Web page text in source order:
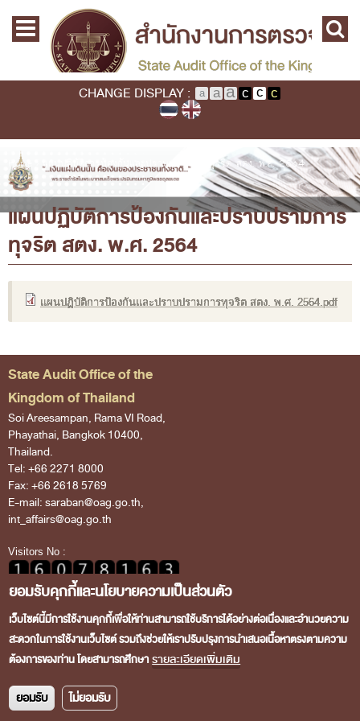
Skip to main content
Main menu
Home
Commission
State Audit Commission
State Audit Policy
Audit Standard
Promoting Fiscal & Financial Discipline
About SAO
History
Legal Framwork
Financial Disciplines Act
Auditor General
Executive
Deputy Auditor General
Inspector General
State Audit Advisor
Advisor to State Audit Office
Organization
Organization Chart
Headquaters
Staff (2020)
CHANGE DISPLAY :
You are here
Home แผนปฏิบัติการป้องกันและปราบปรามการทุจริต สตง. พ.ศ. 2564
แผนปฏิบัติการป้องกันและปราบปรามการ
ทุจริต สตง. พ.ศ. 2564
แผนปฏิบัติการป้องกันและปราบปรามการทุจริต สตง. พ.ศ. 2564.pdf
State Audit Office of the
Kingdom of Thailand
Soi Areesampan, Rama VI Road,
Phayathai, Bangkok 10400,
Thailand.
Tel: +66 2271 8000
Fax: +66 2618 5769
E-mail: saraban@oag.go.th,
int_affairs@oag.go.th
Visitors No :
Copyright © 2026 State Audit Office of the Kingdom of
Thailand. All rights reserved.
ยอมรับคุกกี้และนโยบายความเป็นส่วนตัว
เว็บไซต์นี้มีการใช้งานคุกกี้เพื่อให้ท่านสามารถใช้บริการได้อย่างต่อเนื่องและอำนวยความ
สะดวกในการใช้งานเว็บไซต์ รวมถึงช่วยให้เราปรับปรุงการนำเสนอเนื้อหาตรงตามความ
ต้องการของท่าน โดยสามารถศึกษา รายละเอียดเพิ่มเติม
ยอมรับ ไม่ยอมรับ